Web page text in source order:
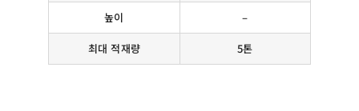
높이 –
최대 적재량 5톤